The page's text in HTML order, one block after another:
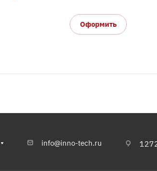
Оформить
info@inno-tech.ru